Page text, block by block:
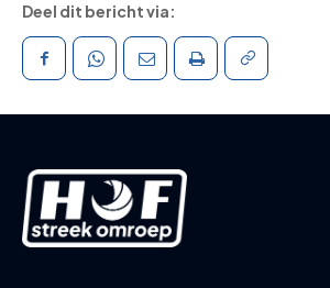
Deel dit bericht via: